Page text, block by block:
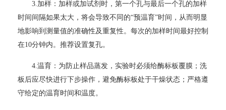
3.加样：加样或加试剂时，第一个孔与最后一个孔的加样
时间间隔如果太大，将会导致不同的“预温育”时间，从而明显
地影响到测量值的准确性及重复性。每次的加样时间最好控制
在10分钟内。推荐设置复孔。
4.温育：为防止样品蒸发，实验时必须给酶标板覆膜；洗
板后应尽快进行下步操作，避免酶标板处于干燥状态；严格遵
守给定的温育时间和温度。